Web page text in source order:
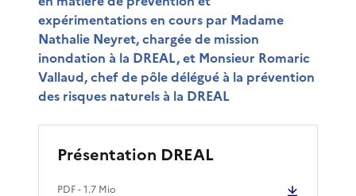
expérimentations en cours par Madame
Nathalie Neyret, chargée de mission
inondation à la DREAL, et Monsieur Romaric
Vallaud, chef de pôle délégué à la prévention
des risques naturels à la DREAL
Présentation DREAL
PDF- 1.7 Mio